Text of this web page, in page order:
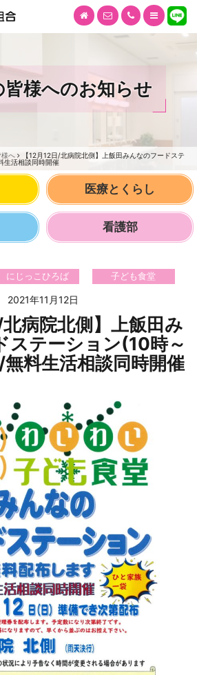
皆様へのお知らせ
様へ
【12月12日/北病院北側】上飯田みんなのフードステ
生活相談同時開催
医療とくらし
看護部
にじっこひろば 子ども食堂
2021年11月12日
北病院北側】上飯田み
ステーション(10時～
料生活相談同時開催